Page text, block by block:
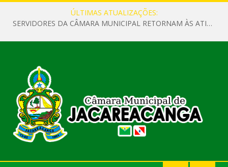
ÚLTIMAS ATUALIZAÇÕES:
SERVIDORES DA CÂMARA MUNICIPAL RETORNAM ÀS ATIVIDADES APÓS O RECESSO PARLAMENTAR